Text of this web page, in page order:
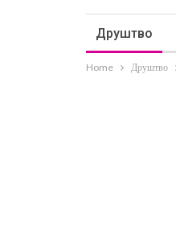
Друштво
Home Друштво